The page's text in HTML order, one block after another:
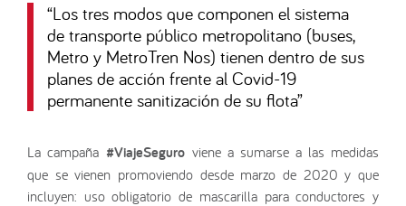
“Los tres modos que componen el sistema
de transporte público metropolitano (buses,
Metro y MetroTren Nos) tienen dentro de sus
planes de acción frente al Covid-19
permanente sanitización de su flota”
La campaña #ViajeSeguro viene a sumarse a las medidas
que se vienen promoviendo desde marzo de 2020 y que
incluyen: uso obligatorio de mascarilla para conductores y